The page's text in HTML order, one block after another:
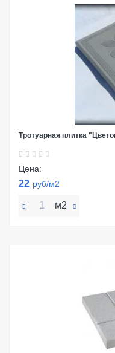
Тротуарная плитка
Цена:
22 руб/м2
м2